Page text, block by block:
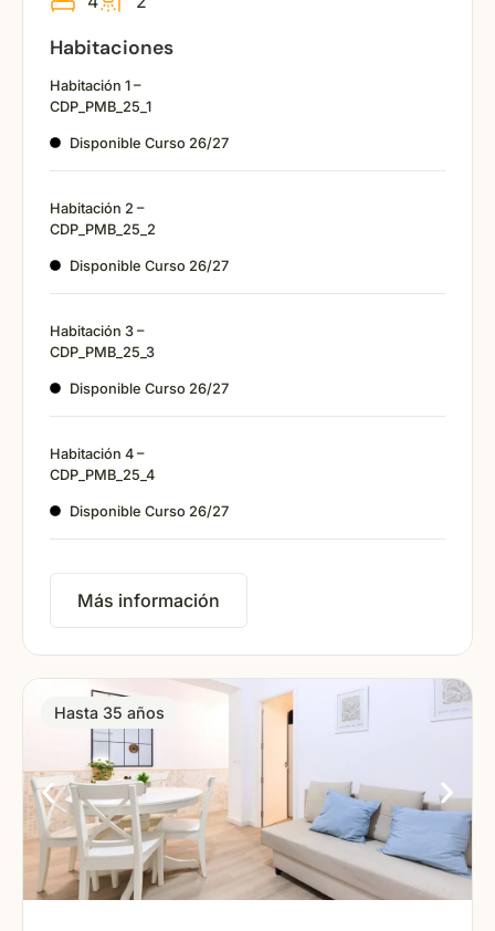
Habitaciones
Habitación 1 –
CDP_PMB_25_1
Disponible Curso 26/27
Habitación 2 –
CDP_PMB_25_2
Disponible Curso 26/27
Habitación 3 –
CDP_PMB_25_3
Disponible Curso 26/27
Habitación 4 –
CDP_PMB_25_4
Disponible Curso 26/27
Más información
Hasta 35 años